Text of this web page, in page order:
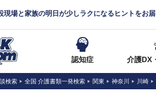
場と家族の明日が少しラクになるヒントをお
認知症 介護DX
検索 全国 介護書類一発検索 関東 神奈川 川崎